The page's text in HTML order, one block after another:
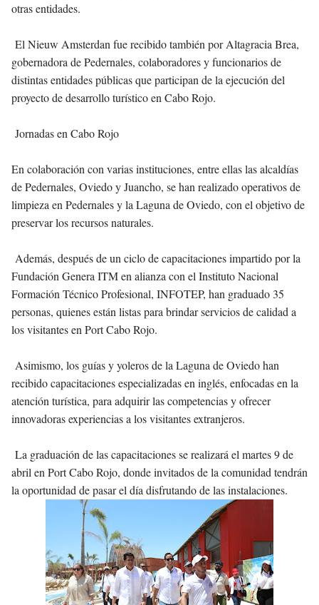
otras entidades.
El Nieuw Amsterdan fue recibido también por Altagracia Brea,
gobernadora de Pedernales, colaboradores y funcionarios de
distintas entidades públicas que participan de la ejecución del
proyecto de desarrollo turístico en Cabo Rojo.
Jornadas en Cabo Rojo
En colaboración con varias instituciones, entre ellas las alcaldías
de Pedernales, Oviedo y Juancho, se han realizado operativos de
limpieza en Pedernales y la Laguna de Oviedo, con el objetivo de
preservar los recursos naturales.
Además, después de un ciclo de capacitaciones impartido por la
Fundación Genera ITM en alianza con el Instituto Nacional
Formación Técnico Profesional, INFOTEP, han graduado 35
personas, quienes están listas para brindar servicios de calidad a
los visitantes en Port Cabo Rojo.
Asimismo, los guías y yoleros de la Laguna de Oviedo han
recibido capacitaciones especializadas en inglés, enfocadas en la
atención turística, para adquirir las competencias y ofrecer
innovadoras experiencias a los visitantes extranjeros.
La graduación de las capacitaciones se realizará el martes 9 de
abril enPort Cabo Rojo, donde invitados de la comunidad tendrán
la oportunidad de pasar el día disfrutando de las instalaciones.